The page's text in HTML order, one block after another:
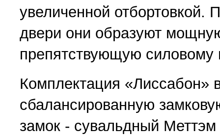
увеличенной отбортовкой.
двери они образуют
препятствующую силовому
Комплектация «Лиссабон»
сбалансированную
замок - сувальдный